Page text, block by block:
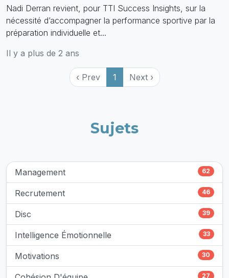
Nadi Derran revient, pour TTI Success Insights, sur la
nécessité d’accompagner la performance sportive par la
préparation individuelle et...
Il y a plus de 2 ans
‹ Prev 1 Next ›
Sujets
Management 62
Recrutement 46
Disc 39
Intelligence Émotionnelle 33
Motivations 30
27